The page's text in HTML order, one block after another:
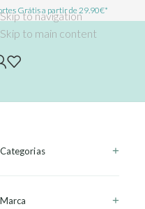
Skip to navigation
Skip to main content
Grátis a partir de 29.90€*
Categorias
Marca